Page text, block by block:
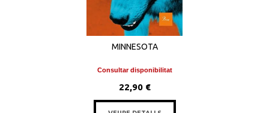
MINNESOTA
Consultar disponibilitat
22,90 €